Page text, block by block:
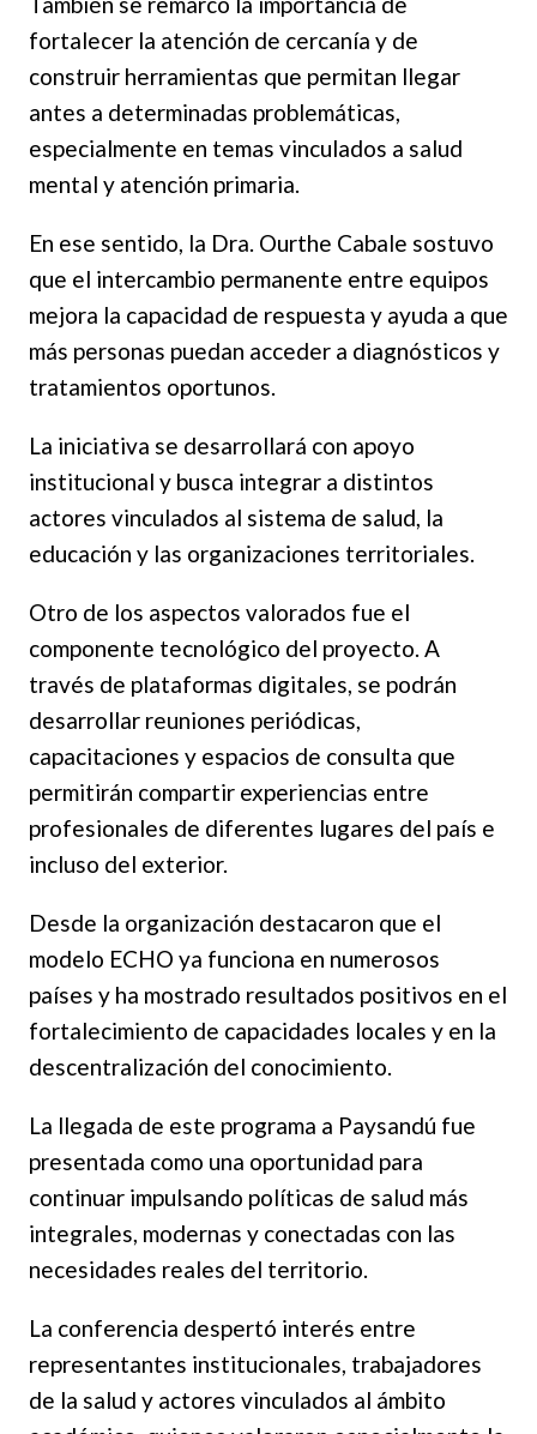
fortalecer la atención de cercanía y de
construir herramientas que permitan llegar
antes a determinadas problemáticas,
especialmente en temas vinculados a salud
mental y atención primaria.
En ese sentido, la Dra. Ourthe Cabale sostuvo
que el intercambio permanente entre equipos
mejora la capacidad de respuesta y ayuda a que
más personas puedan acceder a diagnósticos y
tratamientos oportunos.
La iniciativa se desarrollará con apoyo
institucional y busca integrar a distintos
actores vinculados al sistema de salud, la
educación y las organizaciones territoriales.
Otro de los aspectos valorados fue el
componente tecnológico del proyecto. A
través de plataformas digitales, se podrán
desarrollar reuniones periódicas,
capacitaciones y espacios de consulta que
permitirán compartir experiencias entre
profesionales de diferentes lugares del país e
incluso del exterior.
Desde la organización destacaron que el
modelo ECHO ya funciona en numerosos
países y ha mostrado resultados positivos en el
fortalecimiento de capacidades locales y en la
descentralización del conocimiento.
La llegada de este programa a Paysandú fue
presentada como una oportunidad para
continuar impulsando políticas de salud más
integrales, modernas y conectadas con las
necesidades reales del territorio.
La conferencia despertó interés entre
representantes institucionales, trabajadores
de la salud y actores vinculados al ámbito